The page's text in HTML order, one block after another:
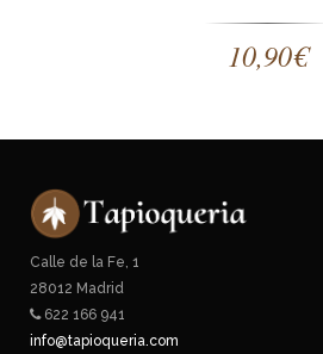
10,90€
Calle de la Fe, 1
28012 Madrid
622 166 941
info@tapioqueria.com